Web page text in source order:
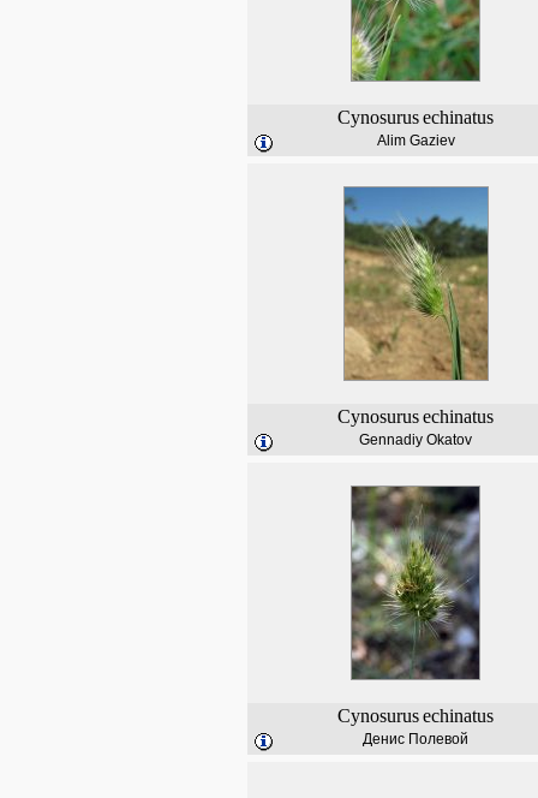
Cynosurusechinatus
Alim Gaziev
Cynosurusechinatus
Gennadiy Okatov
Cynosurusechinatus
Денис Полевой